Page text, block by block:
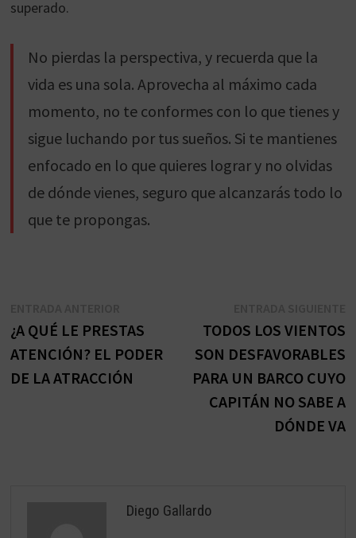
superado.
No pierdas la perspectiva, y recuerda que la
vida es una sola. Aprovecha al máximo cada
momento, no te conformes con lo que tienes y
sigue luchando por tus sueños. Si te mantienes
enfocado en lo que quieres lograr y no olvidas
de dónde vienes, seguro que alcanzarás todo lo
que te propongas.
de
entradas
anterior:
¿A QUÉ LE PRESTAS
ATENCIÓN? EL PODER
DE LA ATRACCIÓN
TODOS LOS VIENTOS
SON DESFAVORABLES
PARA UN BARCO CUYO
CAPITÁN NO SABE A
DÓNDE VA
Diego Gallardo